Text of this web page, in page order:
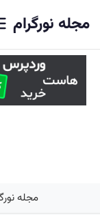
مجله نورگرام
مجله